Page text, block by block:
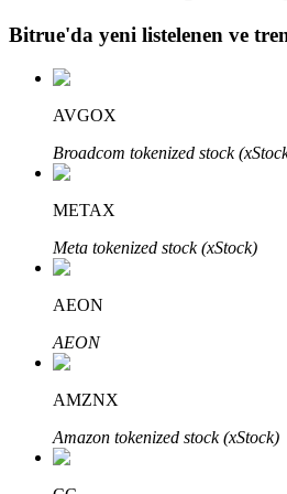
BTR Kilitleme
BTR sahiplerine özel yatırımlar
Krediler
Kripto destekli borçlanma hizmeti
Bitrue'da yeni listelenen ve
AVGOX
Broadcom tokenized stock
METAX
Meta tokenized stock (xStock)
AEON
AEON
AMZNX
Amazon tokenized stock (xStock)